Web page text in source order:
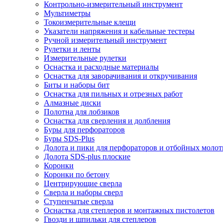
Контрольно-измерительный инструмент
Мультиметры
Токоизмерительные клещи
Указатели напряжения и кабельные тестеры
Ручной измерительный инструмент
Рулетки и ленты
Измерительные рулетки
Оснастка и расходные материалы
Оснастка для заворачивания и откручивания
Биты и наборы бит
Оснастка для пильных и отрезных работ
Алмазные диски
Полотна для лобзиков
Оснастка для сверления и долбления
Буры для перфораторов
Буры SDS-Plus
Долота и пики для перфораторов и отбойных
Долота SDS-plus плоские
Коронки
Коронки по бетону
Центрирующие сверла
Сверла и наборы сверл
Ступенчатые сверла
Оснастка для степлеров и монтажных пистолетов
Гвозди и шпильки для степлеров